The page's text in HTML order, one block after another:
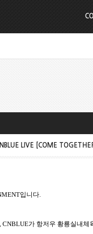
LIVE [COME
입니다
, CNBLUE가 항저우 황룡실내체